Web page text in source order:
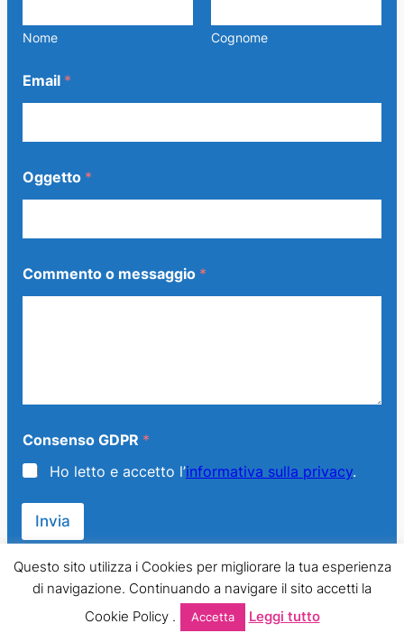
Nome Cognome
Email *
Oggetto *
Commento o messaggio *
o
n
s
o
C
m
Consenso GDPR *
Ho letto e accetto l’informativa sulla privacy.
Invia
© 2013 – 2024 Generazione Famiglia – LMPT Italia. All Rights
Reserved.
Questo sito utilizza i Cookies per migliorare la tua esperienza
di navigazione. Continuando a navigare il sito accetti la
Cookie Policy .
Accetta Leggi tutto